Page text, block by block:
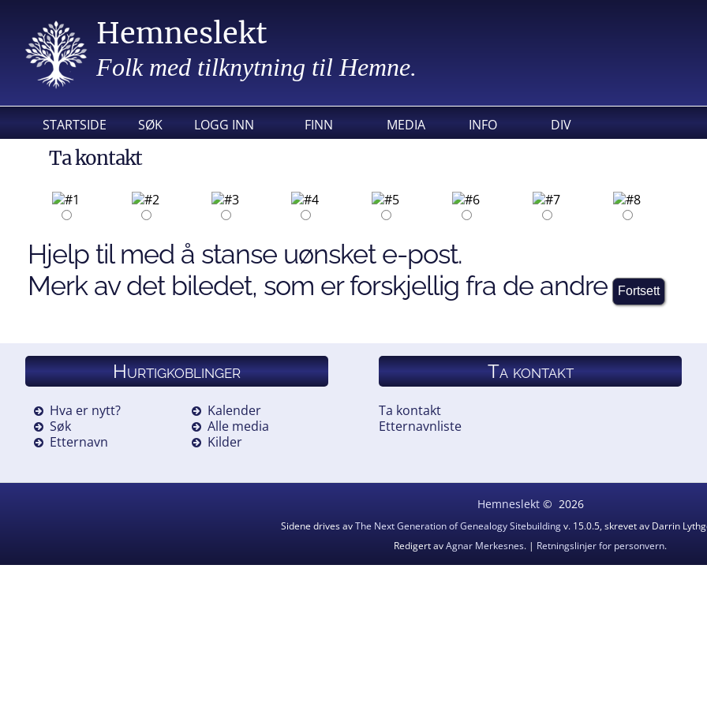
Hemneslekt
Folk med tilknytning til Hemne.
STARTSIDE SØK LOGG INN FINN MEDIA INFO DIV
Ta kontakt
Hjelp til med å stanse uønsket e-post.
Merk av det biledet, som er forskjellig fra de andre
Hurtigkoblinger
Hva er nytt?
Søk
Etternavn
Kalender
Alle media
Kilder
Ta kontakt
Ta kontakt
Etternavnliste
Hemneslekt© 2026
Sidene drives avThe Next Generation of Genealogy Sitebuildingv. 15.0.5, skrevet av Darrin
Redigert avAgnar Merkesnes. | Retningslinjer for personvern.